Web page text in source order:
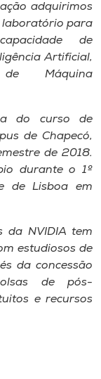
adquirimos
laboratório para
de
Artificial,
de Máquina
do curso de
de Chapecó,
de 2018.
durante o 1º
de Lisboa em
da NVIDIA tem
estudiosos de
da concessão
de pós-
e recursos